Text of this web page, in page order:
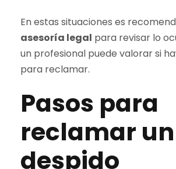
En estas situaciones es
asesoría legal para revisar lo
un profesional puede valorar si
para reclamar.
Pasos para
reclamar un
despido